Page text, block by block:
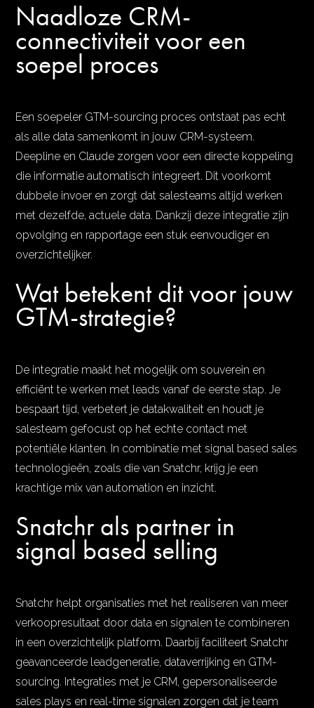
Naadloze CRM-
connectiviteit voor een
soepel proces
Een soepeler GTM-sourcing proces ontstaat pas echt
als alle data samenkomt in jouw CRM-systeem.
Deepline en Claude zorgen voor een directe koppeling
die informatie automatisch integreert. Dit voorkomt
dubbele invoer en zorgt dat salesteams altijd werken
met dezelfde, actuele data. Dankzij deze integratie zijn
opvolging en rapportage een stuk eenvoudiger en
overzichtelijker.
Wat betekent dit voor jouw
GTM-strategie?
De integratie maakt het mogelijk om souverein en
efficiënt te werken met leads vanaf de eerste stap. Je
bespaart tijd, verbetert je datakwaliteit en houdt je
salesteam gefocust op het echte contact met
potentiële klanten. In combinatie met signal based sales
technologieën, zoals die van Snatchr, krijg je een
krachtige mix van automation en inzicht.
Snatchr als partner in
signal based selling
Snatchr helpt organisaties met het realiseren van meer
verkoopresultaat door data en signalen te combineren
in een overzichtelijk platform. Daarbij faciliteert Snatchr
geavanceerde leadgeneratie, dataverrijking en GTM-
sourcing. Integraties met je CRM, gepersonaliseerde
sales plays en real-time signalen zorgen dat je team